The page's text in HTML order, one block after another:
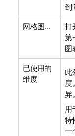
到
网格图... 打
第
图
已使用的
维度
此
度
异
用
特
一